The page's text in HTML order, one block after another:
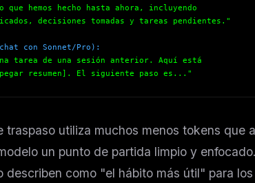
que hemos hecho hasta ahora, incluyendo
decisiones tomadas y tareas pendientes."
chat con Sonnet/Pro):
tarea de una sesión anterior. Aquí está
resumen]. El siguiente paso es..."
traspaso utiliza muchos menos tokens que
un punto de partida limpio y
describen como "el hábito más útil" para